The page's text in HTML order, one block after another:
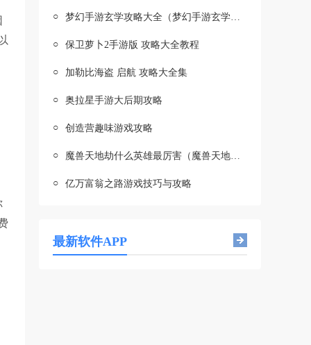
○ 梦幻手游玄学攻略大全（梦幻手游玄学攻略大全图解）
○ 保卫萝卜2手游版 攻略大全教程
○ 加勒比海盗 启航 攻略大全集
○ 奥拉星手游大后期攻略
○ 创造营趣味游戏攻略
○ 魔兽天地劫什么英雄最厉害（魔兽天地劫攻略）
○ 亿万富翁之路游戏技巧与攻略
最新软件APP